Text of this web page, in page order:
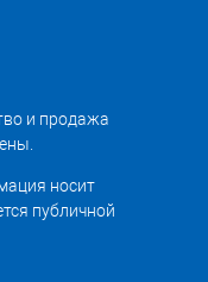
и продажа
носит
публичной